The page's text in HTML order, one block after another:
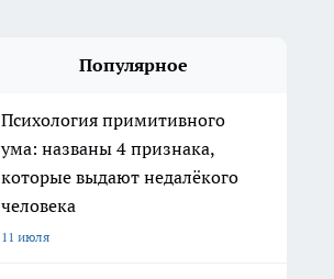
Популярное
Психология примитивного
ума: названы 4 признака,
которые выдают недалёкого
человека
11 июля